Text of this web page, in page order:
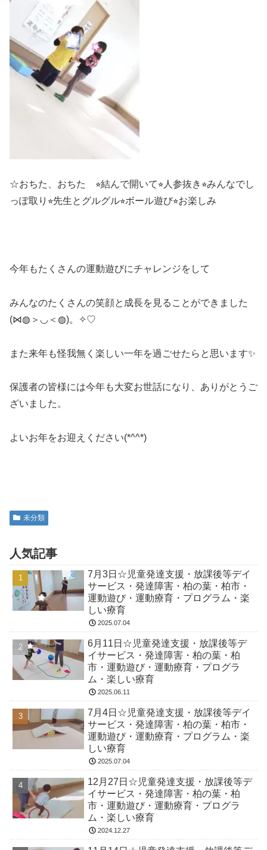
☆おちた、おちた ⭐︎結んで開いて⭐︎人参抜き⭐︎みんなでし
っぽ取り⭐︎先生とグルグル⭐︎ボール遊び⭐︎お楽しみ
今年もたくさんの運動遊びにチャレンジをして
みんなのたくさんの笑顔と成長を見ることができました
(⋈◍＞◡＜◍)。✧♡
また来年も怪我無く楽しい一年を過ごせたらと思います✨
保護者の皆様には今年も大変お世話になり、ありがとうご
ざいました。
よいお年をお迎えください(*^^*)
未分類
人気記事
7月3日☆児童発達支援・放課後等デイ
サービス・発達障害・柏の葉・柏市・
運動遊び・運動療育・プログラム・楽
しい療育
2025.07.04
6月11日☆児童発達支援・放課後等デ
イサービス・発達障害・柏の葉・柏
市・運動遊び・運動療育・プログラ
ム・楽しい療育
2025.06.11
7月4日☆児童発達支援・放課後等デイ
サービス・発達障害・柏の葉・柏市・
運動遊び・運動療育・プログラム・楽
しい療育
2025.07.04
12月27日☆児童発達支援・放課後等デ
イサービス・発達障害・柏の葉・柏
市・運動遊び・運動療育・プログラ
ム・楽しい療育
2024.12.27